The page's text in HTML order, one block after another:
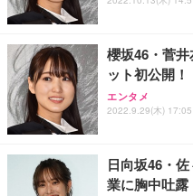
櫻坂46・菅
ット初公開！
エンタメ
2022.9.29(木) 17:05
日向坂46・
業に胸中吐